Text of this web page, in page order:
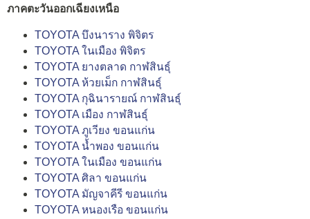
ภาคตะวันออกเฉียงเหนือ
TOYOTA บึงนาราง พิจิตร
TOYOTA ในเมือง พิจิตร
TOYOTA ยางตลาด กาฬสินธุ์
TOYOTA ห้วยเม็ก กาฬสินธุ์
TOYOTA กุฉินารายณ์ กาฬสินธุ์
TOYOTA เมือง กาฬสินธุ์
TOYOTA ภูเวียง ขอนแก่น
TOYOTA น้ำพอง ขอนแก่น
TOYOTA ในเมือง ขอนแก่น
TOYOTA ศิลา ขอนแก่น
TOYOTA มัญจาคีรี ขอนแก่น
TOYOTA หนองเรือ ขอนแก่น